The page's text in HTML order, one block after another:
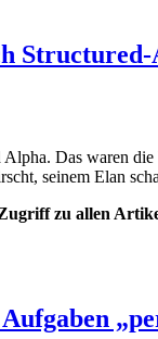
Das waren
seinem Elan
zu allen